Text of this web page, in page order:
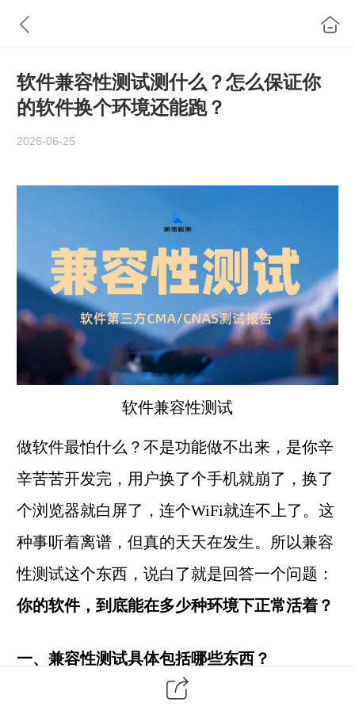
软件兼容性测试测什么？怎么保证你
的软件换个环境还能跑？
2026-06-25
软件兼容性测试
做软件最怕什么？不是功能做不出来，是你辛
辛苦苦开发完，用户换了个手机就崩了，换了
个浏览器就白屏了，连个WiFi就连不上了。这
种事听着离谱，但真的天天在发生。所以兼容
性测试这个东西，说白了就是回答一个问题：
你的软件，到底能在多少种环境下正常活着？
一、兼容性测试具体包括哪些东西？